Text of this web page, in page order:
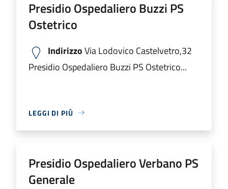
Presidio Ospedaliero Buzzi PS
Ostetrico
IndirizzoVia Lodovico Castelvetro,32
Presidio Ospedaliero Buzzi PS Ostetrico...
LEGGI DI PIÙ
Presidio Ospedaliero Verbano PS
Generale